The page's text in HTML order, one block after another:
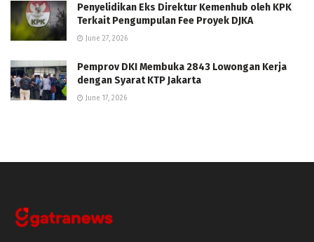
Penyelidikan Eks Direktur Kemenhub oleh KPK
Terkait Pengumpulan Fee Proyek DJKA
June 27, 2026
Pemprov DKI Membuka 2843 Lowongan Kerja
dengan Syarat KTP Jakarta
June 17, 2026